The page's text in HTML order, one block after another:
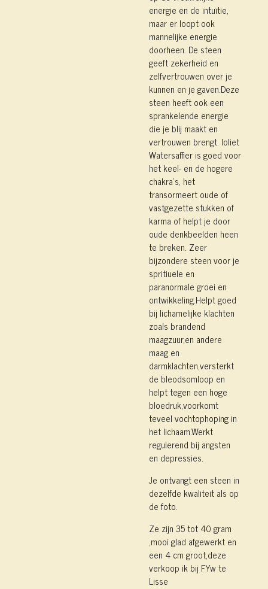
energie en de intuïtie,
maar er loopt ook
mannelijke energie
doorheen. De steen
geeft zekerheid en
zelfvertrouwen over je
kunnen en je gaven.Deze
steen heeft ook een
sprankelende energie
die je blij maakt en
vertrouwen brengt. Ioliet
Watersaffier is goed voor
het keel- en de hogere
chakra’s, het
transormeert oude of
vastgezette stukken of
karma of helpt je door
oude denkbeelden heen
te breken. Zeer
bijzondere steen voor je
spritiuele en
paranormale groei en
ontwikkeling.Helpt goed
bij lichamelijke klachten
zoals brandend
maagzuur,en andere
maag en
darmklachten,versterkt
de bleodsomloop en
helpt tegen een hoge
bloedruk,voorkomt
teveel vochtophoping in
het lichaam.Werkt
regulerend bij angsten
en depressies.
Je ontvangt een steen in
dezelfde kwaliteit als op
de foto.
Ze zijn 35 tot 40 gram
,mooi glad afgewerkt en
een 4 cm groot,deze
verkoop ik bij FYw te
Lisse